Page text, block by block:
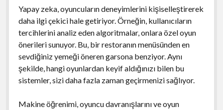
Yapay zeka, oyuncuların deneyimlerini kişiselleştirerek
daha ilgi çekici hale getiriyor. Örneğin, kullanıcıların
tercihlerini analiz eden algoritmalar, onlara özel oyun
önerileri sunuyor. Bu, bir restoranın menüsünden en
sevdiğiniz yemeği öneren garsona benziyor. Aynı
şekilde, hangi oyunlardan keyif aldığınızı bilen bu
sistemler, sizi daha fazla zaman geçirmenizi sağlıyor.
Makine öğrenimi, oyuncu davranışlarını ve oyun